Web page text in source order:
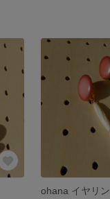
ohana イヤリ